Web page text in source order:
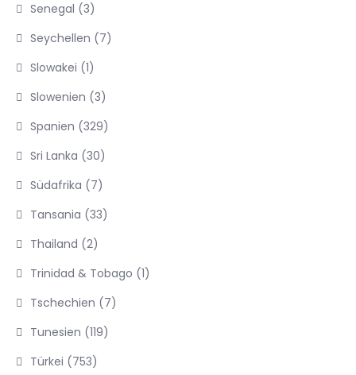
Senegal (3)
Seychellen (7)
Slowakei (1)
Slowenien (3)
Spanien (329)
Sri Lanka (30)
Südafrika (7)
Tansania (33)
Thailand (2)
Trinidad & Tobago (1)
Tschechien (7)
Tunesien (119)
Türkei (753)